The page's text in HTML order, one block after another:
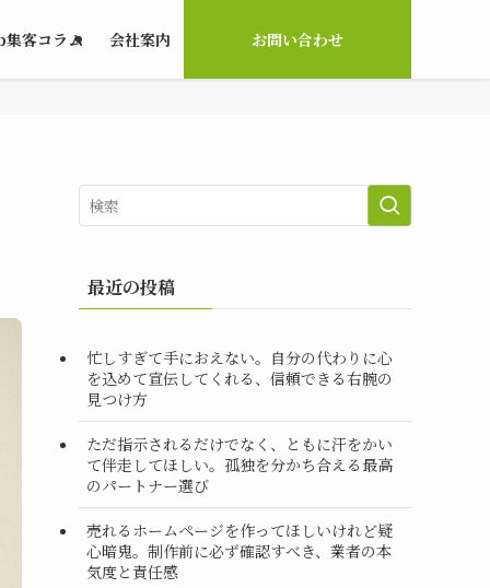
客コラム 会社案内 お問い合わせ
最近の投稿
忙しすぎて手におえない。自分の代わりに心
を込めて宣伝してくれる、信頼できる右腕の
見つけ方
ただ指示されるだけでなく、ともに汗をかい
て伴走してほしい。孤独を分かち合える最高
のパートナー選び
売れるホームページを作ってほしいけれど疑
心暗鬼。制作前に必ず確認すべき、業者の本
気度と責任感